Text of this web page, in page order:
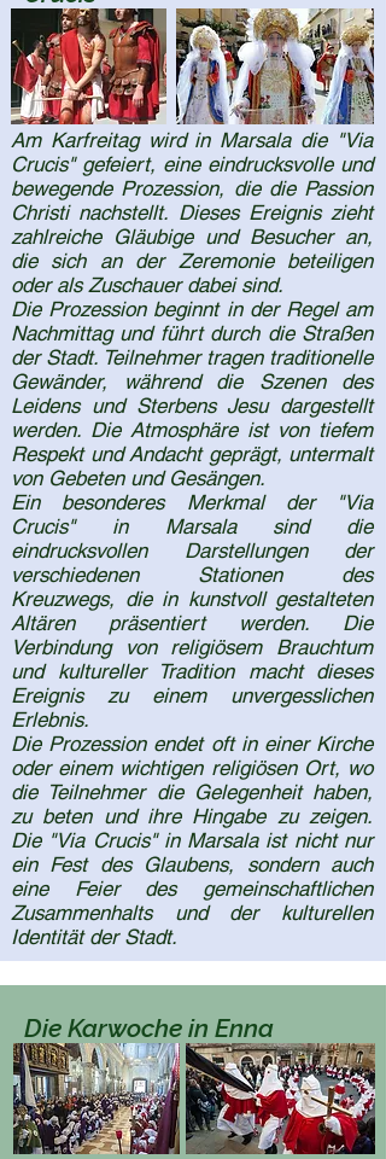
Am Karfreitag wird in Marsala die "Via
Crucis" gefeiert, eine eindrucksvolle und
bewegende Prozession, die die Passion
Christi nachstellt. Dieses Ereignis zieht
zahlreiche Gläubige und Besucher an,
die sich an der Zeremonie beteiligen
oder als Zuschauer dabei sind.
Die Prozession beginnt in der Regel am
Nachmittag und führt durch die Straßen
der Stadt. Teilnehmer tragen traditionelle
Gewänder, während die Szenen des
Leidens und Sterbens Jesu dargestellt
werden. Die Atmosphäre ist von tiefem
Respekt und Andacht geprägt, untermalt
von Gebeten und Gesängen.
Ein besonderes Merkmal der "Via
Crucis" in Marsala sind die
eindrucksvollen Darstellungen der
verschiedenen Stationen des
Kreuzwegs, die in kunstvoll gestalteten
Altären präsentiert werden. Die
Verbindung von religiösem Brauchtum
und kultureller Tradition macht dieses
Ereignis zu einem unvergesslichen
Erlebnis.
Die Prozession endet oft in einer Kirche
oder einem wichtigen religiösen Ort, wo
die Teilnehmer die Gelegenheit haben,
zu beten und ihre Hingabe zu zeigen.
Die "Via Crucis" in Marsala ist nicht nur
ein Fest des Glaubens, sondern auch
eine Feier des gemeinschaftlichen
Zusammenhalts und der kulturellen
Identität der Stadt.
Die Karwoche in Enna